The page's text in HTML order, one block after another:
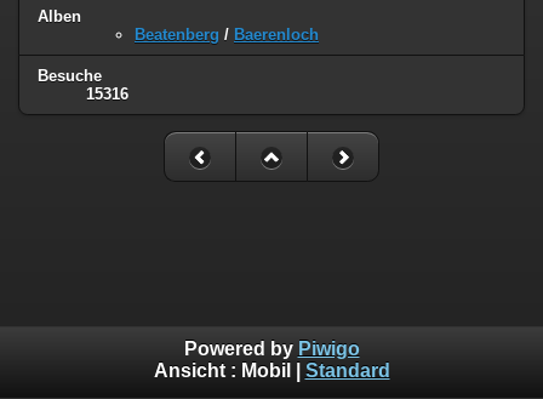
Alben
Beatenberg / Baerenloch
Besuche
15316
Powered by Piwigo
Ansicht : Mobil Standard